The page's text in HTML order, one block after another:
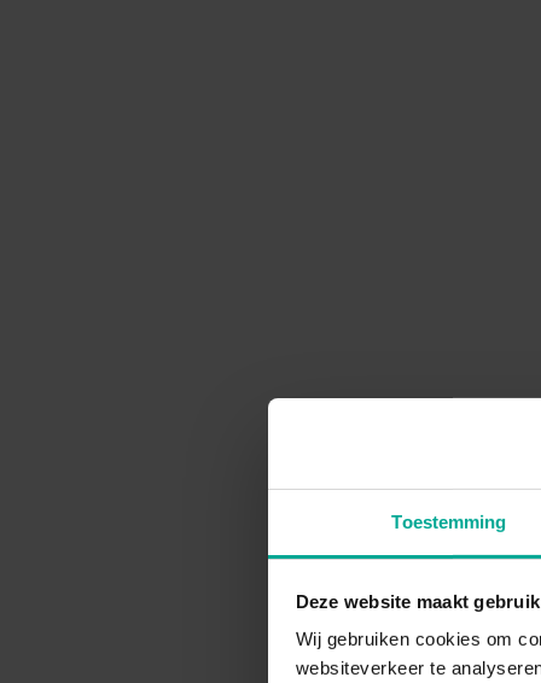
Toestemming
Deze website maakt
Wij gebruiken cookies om
websiteverkeer te